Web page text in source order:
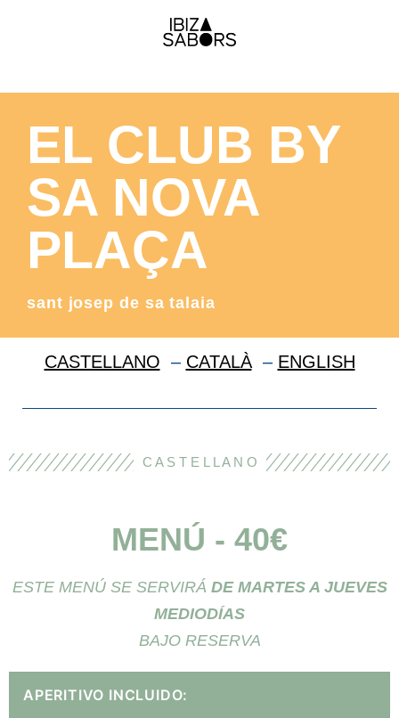
EL CLUB BY
SA NOVA
PLAÇA
sant josep de sa talaia
CASTELLANO – CATALÀ– ENGLISH
C A S T E L L A N O
MENÚ - 40€
ESTE MENÚ SE SERVIRÁ DE MARTES A JUEVES
MEDIODÍAS
BAJO RESERVA
APERITIVO INCLUIDO: